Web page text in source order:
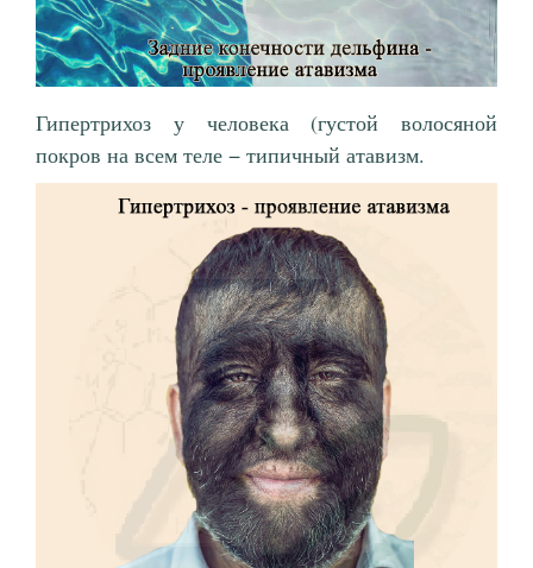
Гипертрихоз у человека (густой волосяной
покров на всем теле − типичный атавизм.